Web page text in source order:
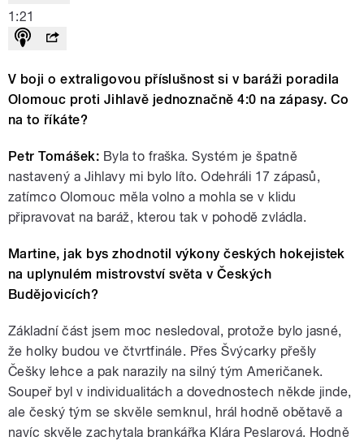
1:21
V boji o extraligovou příslušnost si v baráži poradila
Olomouc proti Jihlavě jednoznačně 4:0 na zápasy. Co
na to říkáte?
Petr Tomášek: Byla to fraška. Systém je špatně
nastavený a Jihlavy mi bylo líto. Odehráli 17 zápasů,
zatímco Olomouc měla volno a mohla se v klidu
připravovat na baráž, kterou tak v pohodě zvládla.
Martine, jak bys zhodnotil výkony českých hokejistek
na uplynulém mistrovství světa v Českých
Budějovicích?
Základní část jsem moc nesledoval, protože bylo jasné,
že holky budou ve čtvrtfinále. Přes Švýcarky přešly
Češky lehce a pak narazily na silný tým Američanek.
Soupeř byl v individualitách a dovednostech někde jinde,
ale český tým se skvěle semknul, hrál hodně obětavě a
navíc skvěle zachytala brankářka Klára Peslarová. Hodně